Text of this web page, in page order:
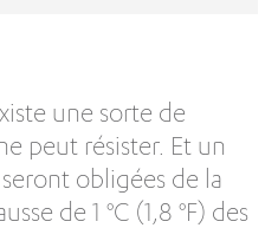
une sorte de
peut résister. Et un
obligées de la
de 1 °C (1,8 °F) des